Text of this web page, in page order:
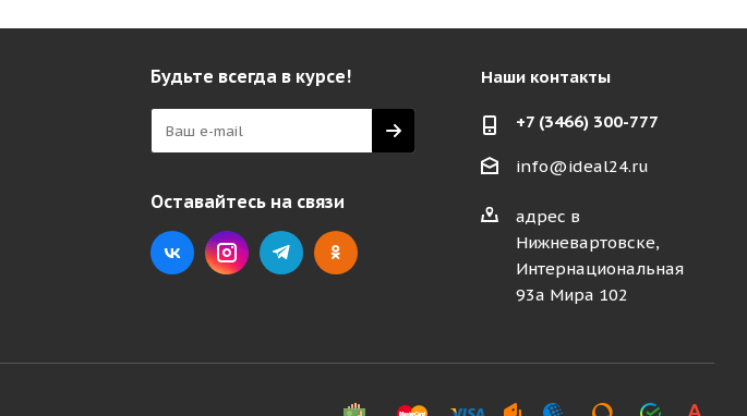
Будьте всегда в курсе!
Оставайтесь на связи
Наши контакты
+7 (3466) 300-777
info@ideal24.ru
адрес в
Нижневартовске,
Интернациональная
93а Мира 102